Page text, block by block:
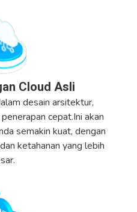
Cloud Asli
desain arsitektur,
cepat.Ini akan
semakin kuat, dengan
ketahanan yang lebih